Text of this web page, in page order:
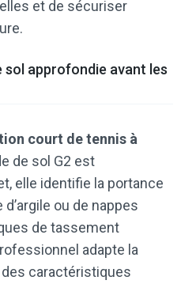
et de sécuriser
sol approfondie avant les
court de tennis à
de sol G2 est
elle identifie la portance
ou de nappes
de tassement
adapte la
caractéristiques